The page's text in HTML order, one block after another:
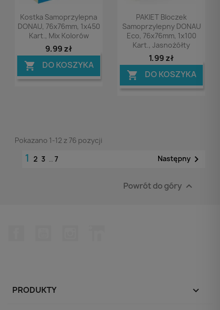
Podgląd
Kostka Samoprzylepna
DONAU, 76x76mm, 1x450
Kart., Mix Kolorów
9,99 zł
 DO KOSZYKA
Podgląd
PAKIET Bloczek
Samoprzylepny DONAU
Eco, 76x76mm, 1x100
Kart., Jasnożółty
1,99 zł
 DO KOSZYKA
Pokazano 1-12 z 76 pozycji
1 2 3 … 7 Następny 
Powrót do góry 
PRODUKTY 